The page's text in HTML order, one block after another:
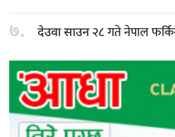
७. देउवा साउन२८ गते नेपाल